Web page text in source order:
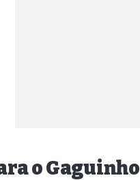
o Gaguinho